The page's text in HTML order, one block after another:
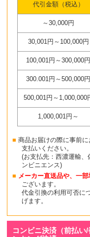
代引金額（税込）
～30,000円
30,001円～100,000円
100,001円～300,000円
300.001円～500,000円
500,001円～1,000,000
1,000,001円～
商品お届けの際に事前
支払いください。
(お支払先：西濃運輸、
ンビニエンス)
メーカー直送品や、一
ございます。
代金引換の利用可否に
げます。
コンビニ決済（前払い